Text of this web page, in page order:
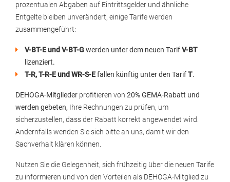
prozentualen Abgaben auf Eintrittsgelder und ähnliche
Entgelte bleiben unverändert, einige Tarife werden
zusammengeführt:
V-BT-E und V-BT-Gwerden unter dem neuen TarifV-BT
lizenziert.
T-R, T-R-E und WR-S-Efallen künftig unter den TarifT.
DEHOGA-Mitglieder profitieren von 20% GEMA-Rabatt und
werden gebeten, Ihre Rechnungen zu prüfen, um
sicherzustellen, dass der Rabatt korrekt angewendet wird.
Andernfalls wenden Sie sich bitte an uns, damit wir den
Sachverhalt klären können.
Nutzen Sie die Gelegenheit, sich frühzeitig über die neuen Tarife
zu informieren und von den Vorteilen als DEHOGA-Mitglied zu